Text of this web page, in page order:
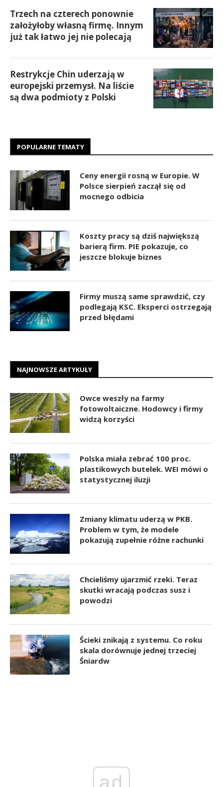
Trzech na czterech ponownie
założyłoby własną firmę. Innym
już tak łatwo jej nie polecają
Restrykcje Chin uderzają w
europejski przemysł. Na liście
są dwa podmioty z Polski
POPULARNE TEMATY
Ceny energii rosną w Europie. W
Polsce sierpień zaczął się od
mocnego odbicia
Koszty pracy są dziś największą
barierą firm. PIE pokazuje, co
jeszcze blokuje biznes
Firmy muszą same sprawdzić, czy
podlegają KSC. Eksperci ostrzegają
przed błędami
NAJNOWSZE ARTYKUŁY
Owce weszły na farmy
fotowoltaiczne. Hodowcy i firmy
widzą korzyści
Polska miała zebrać 100 proc.
plastikowych butelek. WEI mówi o
statystycznej iluzji
Zmiany klimatu uderzą w PKB.
Problem w tym, że modele
pokazują zupełnie różne rachunki
Chcieliśmy ujarzmić rzeki. Teraz
skutki wracają podczas susz i
powodzi
Ścieki znikają z systemu. Co roku
skala dorównuje jednej trzeciej
Śniardw
ad